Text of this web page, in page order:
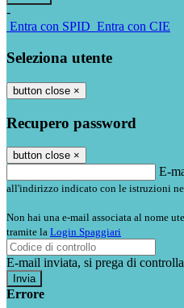
-
Entra con SPID Entra con CIE
Seleziona utente
button close ×
Recupero password
button close ×
E-
all'indirizzo indicato con le istruzioni
Non hai una e-mail associata al nome
tramite la Login Spaggiari
E-mail inviata, si prega di
Errore